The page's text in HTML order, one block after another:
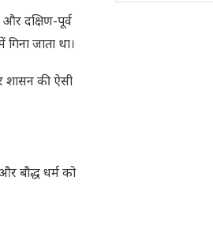
दक्षिण-पूर्व
जाता था।
शासन की ऐसी
बौद्ध धर्म को